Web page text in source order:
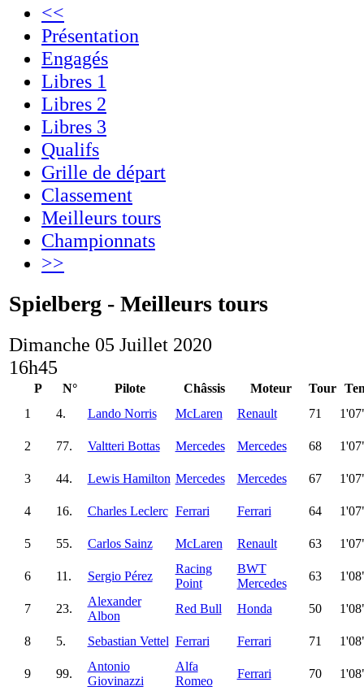
<<
Présentation
Engagés
Libres 1
Libres 2
Libres 3
Qualifs
Grille de départ
Classement
Meilleurs tours
Championnats
>>
Spielberg - Meilleurs tours
Dimanche 05 Juillet 2020
16h45
P N° Pilote Châssis Moteur Tour
1
4. Lando Norris McLaren Renault 71
2 77. Valtteri Bottas Mercedes Mercedes 68
3 44. Lewis Hamilton Mercedes Mercedes 67
4 16. Charles Leclerc Ferrari Ferrari 64
5 55. Carlos Sainz McLaren Renault 63
6 11. Sergio Pérez
Racing
Point
BWT
Mercedes
63
7 23.
Alexander
Albon
Red Bull Honda 50
8 5. Sebastian Vettel Ferrari Ferrari 71
9 99.
Antonio
Giovinazzi
Alfa
Romeo
Ferrari 70